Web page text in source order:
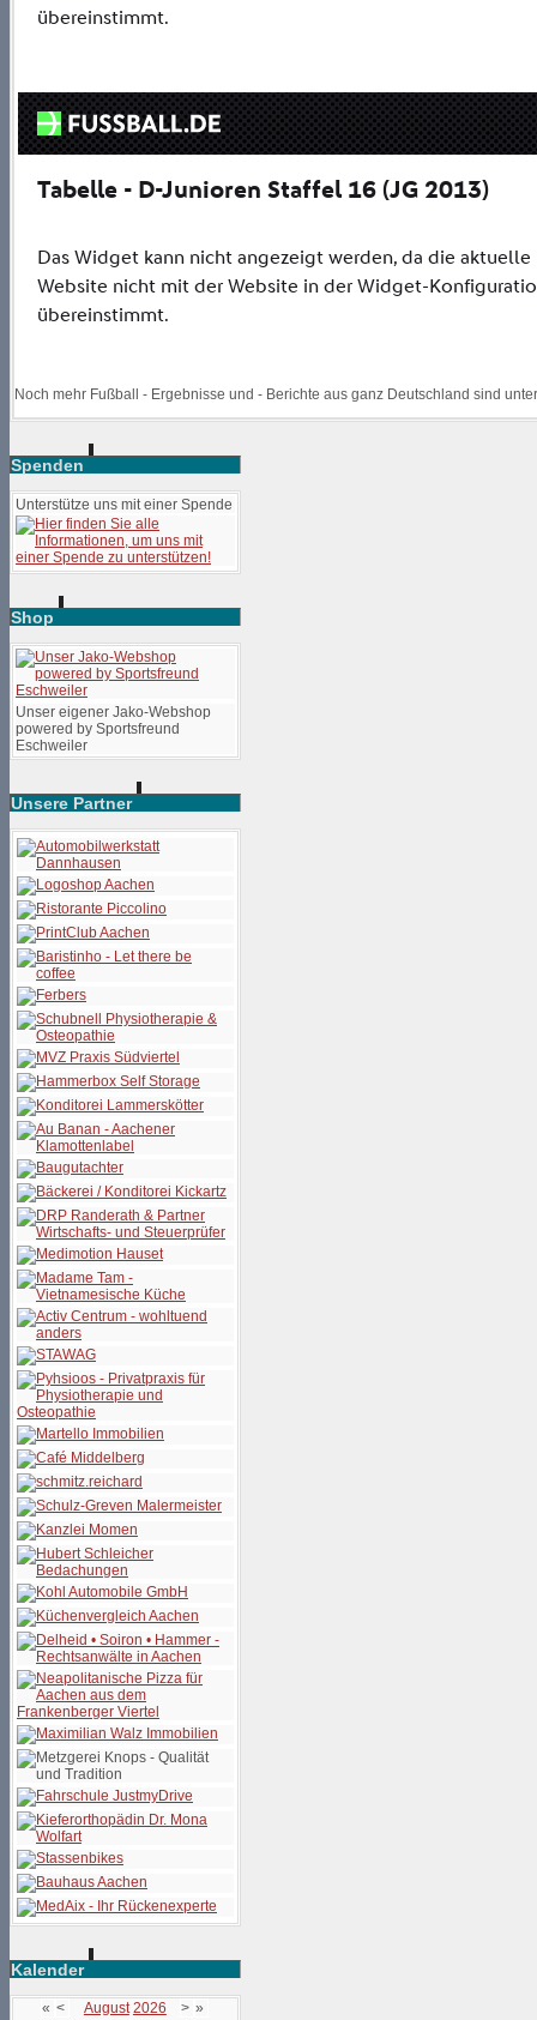
Noch mehr Fußball - Ergebnisse und - Berichte aus ganz Deutschland sind
Spenden
Unterstütze uns mit einer Spende
Shop
Unser eigener Jako-Webshop
powered by Sportsfreund
Eschweiler
Unsere Partner
Kalender
« < August 2026 > »